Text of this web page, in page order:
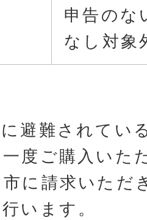
申告のな
なし対象
避難されてい
度ご購入いた
に請求いただ
います。